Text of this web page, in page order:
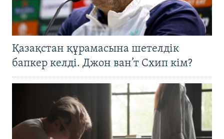
Қазақстан құрамасына шетелдік
бапкер келді. Джон ван’т Схип кім?